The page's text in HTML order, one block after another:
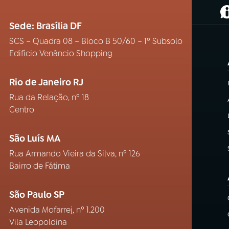
Sede: Brasília DF
SCS – Quadra 08 – Bloco B 50/60 – 1º Subsolo
Edifício Venâncio Shopping
Rio de Janeiro RJ
Rua da Relação, nº 18
Centro
São Luís MA
Rua Armando Vieira da Silva, nº 126
Bairro de Fátima
São Paulo SP
Avenida Mofarrej, nº 1.200
Vila Leopoldina